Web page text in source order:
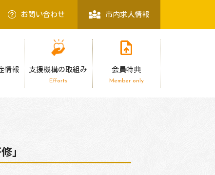
お問い合わせ 市内求人情報
情報 支援機構の取組み
Efforts
会員特典
Member only
」